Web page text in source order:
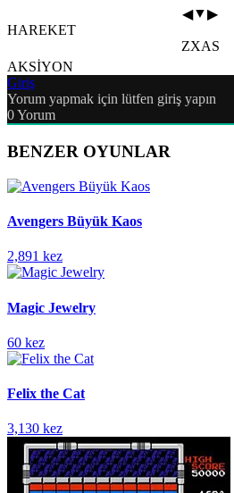
◀▼▶
HAREKET
ZXAS
AKSİYON
Giriş
Yorum yapmak için lütfen giriş yapın
0Yorum
BENZER OYUNLAR
Avengers Büyük Kaos
2,891 kez
Magic Jewelry
60 kez
Felix the Cat
3,130 kez